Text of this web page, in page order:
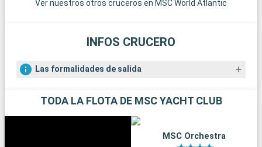
Ver nuestros otros cruceros en MSC World Atlantic
INFOS CRUCERO
Las formalidades de salida
TODA LA FLOTA DE MSC YACHT CLUB
MSC Orchestra